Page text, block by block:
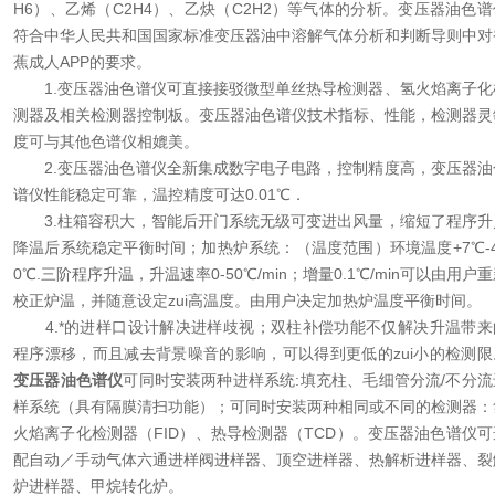
H6）、乙烯（C2H4）、乙炔（C2H2）等气体的分析。变压器油色
符合中华人民共和国国家标准变压器油中溶解气体分析和判断导则中
蕉成人APP的要求。
1.变压器油色谱仪可直接接驳微型单丝热导检测器、氢火焰离子化
测器及相关检测器控制板。变压器油色谱仪技术指标、性能，检测器
度可与其他色谱仪相媲美。
2.变压器油色谱仪全新集成数字电子电路，控制精度高，变压器油
谱仪性能稳定可靠，温控精度可达0.01℃．
3.柱箱容积大，智能后开门系统无级可变进出风量，缩短了程序升
降温后系统稳定平衡时间；加热炉系统：（温度范围）环境温度+7℃-
0℃.三阶程序升温，升温速率0-50℃/min；增量0.1℃/min可以由用户重
校正炉温，并随意设定zui高温度。由用户决定加热炉温度平衡时间。
4.*的进样口设计解决进样歧视；双柱补偿功能不仅解决升温带来
程序漂移，而且减去背景噪音的影响，可以得到更低的zui小的检测
变压器油色谱仪可同时安装两种进样系统:填充柱、毛细管分流/不分
样系统（具有隔膜清扫功能）；可同时安装两种相同或不同的检测器
火焰离子化检测器（FID）、热导检测器（TCD）。变压器油色谱仪
配自动／手动气体六通进样阀进样器、顶空进样器、热解析进样器、
炉进样器、甲烷转化炉。